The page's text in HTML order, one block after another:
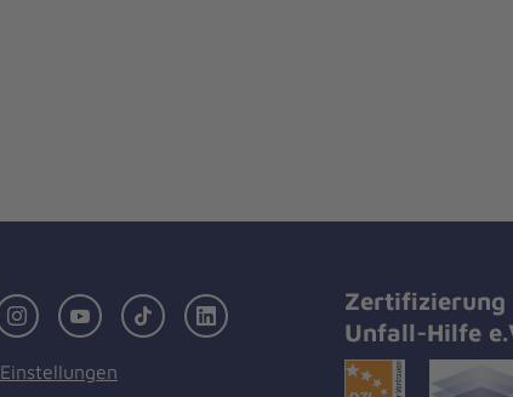
InstagramYoutubeTikTok LinkedIn
Zertifizierung
Unfall-Hilfe